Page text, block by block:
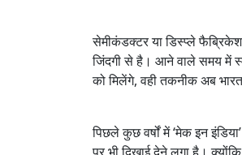
सेमीकंडक्टर या डिस्प्ले
जिंदगी से है। आने वाले समय में
को मिलेंगे, वही तकनीक अब
पिछले कुछ वर्षों में ‘मेक इन